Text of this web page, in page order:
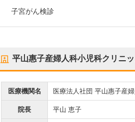
子宮がん検診
平山惠子産婦人科小児科クリニッ
医療機関名 医療法人社団 平山惠子産
院長 平山 恵子